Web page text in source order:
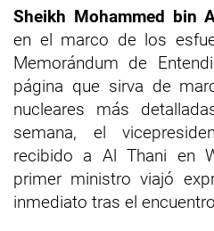
Sheikh Mohammed bin
en el marco de los
Memorándum de
página que sirva de
nucleares más
semana, el
recibido a Al Thani en
primer ministro viajó
inmediato tras el